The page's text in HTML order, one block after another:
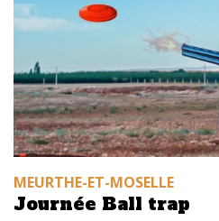
MEURTHE-ET-MOSELLE
Journée Ball trap